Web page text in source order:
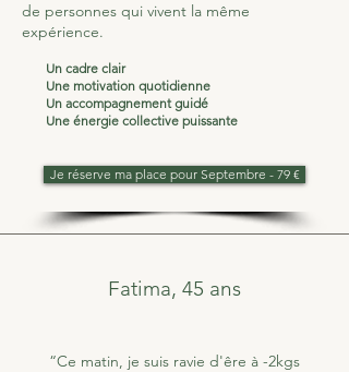
de personnes qui vivent la même
expérience.
Un cadre clair
Une motivation quotidienne
Un accompagnement guidé
Une énergie collective puissante
Je réserve ma place pour Septembre - 79 €
Fatima, 45 ans
“Ce matin, je suis ravie d'êre à -2kgs